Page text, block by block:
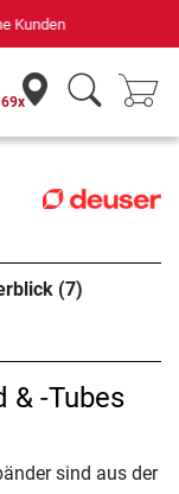
2024)
69x
(7)
& -Tubes
sind aus der